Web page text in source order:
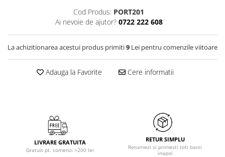
Cod Produs: PORT201
Ai nevoie de ajutor? 0722 222 608
La achizitionarea acestui produs primiti9 Lei pentru comenzile viitoare
Adauga la Favorite Cere informatii
LIVRARE GRATUITA
Gratuit pt. comenzi >200 lei
RETUR SIMPLU
Returnezi si primesti toti banii
inapoi